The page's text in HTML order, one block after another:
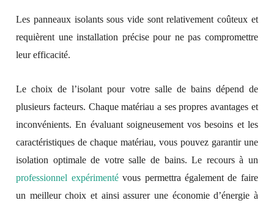
Les panneaux isolants sous vide sont relativement coûteux et
requièrent une installation précise pour ne pas compromettre
leur efficacité.
Le choix de l’isolant pour votre salle de bains dépend de
plusieurs facteurs. Chaque matériau a ses propres avantages et
inconvénients. En évaluant soigneusement vos besoins et les
caractéristiques de chaque matériau, vous pouvez garantir une
isolation optimale de votre salle de bains. Le recours à un
professionnel expérimentévous permettra également de faire
un meilleur choix et ainsi assurer une économie d’énergie à